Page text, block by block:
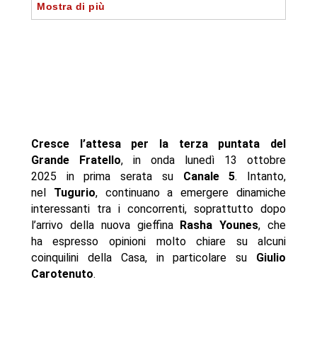
-- Chi sarà eliminato? Tre concorrenti al televoto
Mostra di più
Cresce l’attesa per la terza puntata del
Grande Fratello, in onda lunedì 13 ottobre
2025 in prima serata su Canale 5. Intanto,
nel Tugurio, continuano a emergere dinamiche
interessanti tra i concorrenti, soprattutto dopo
l’arrivo della nuova gieffina Rasha Younes, che
ha espresso opinioni molto chiare su alcuni
coinquilini della Casa, in particolare su Giulio
Carotenuto.